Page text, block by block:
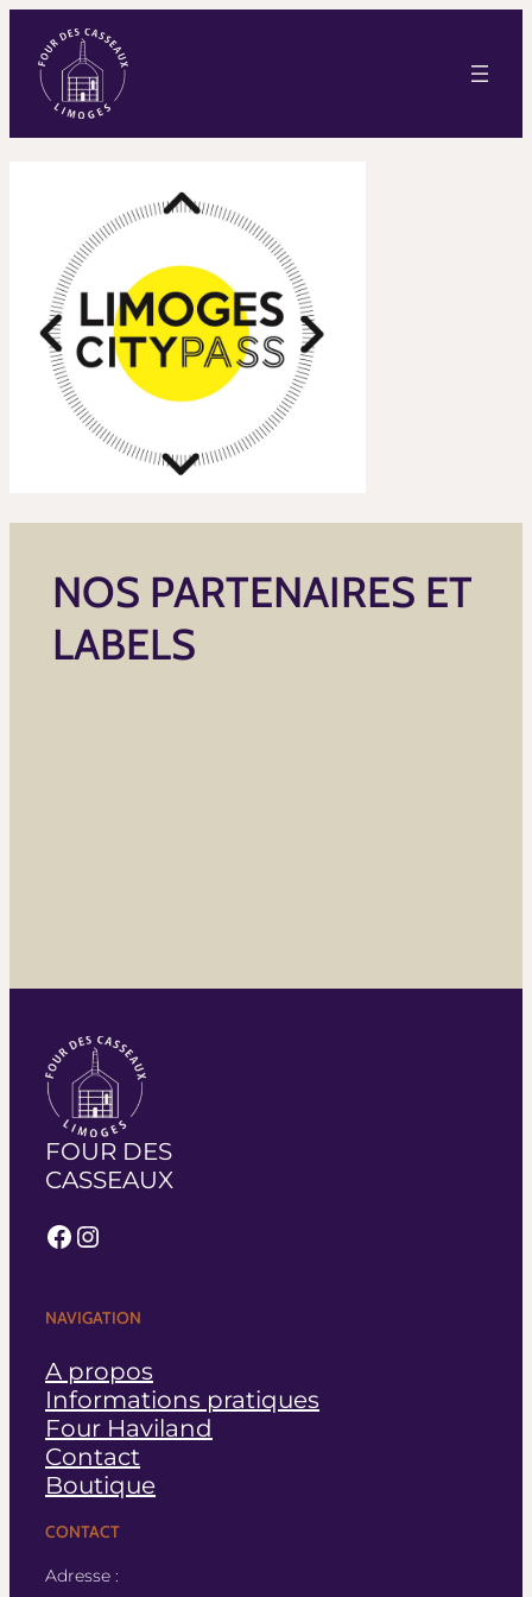
NOS PARTENAIRES ET
LABELS
FOUR DES
CASSEAUX
Facebook
Instagram
NAVIGATION
A propos
Informations pratiques
Four Haviland
Contact
Boutique
CONTACT
Adresse :